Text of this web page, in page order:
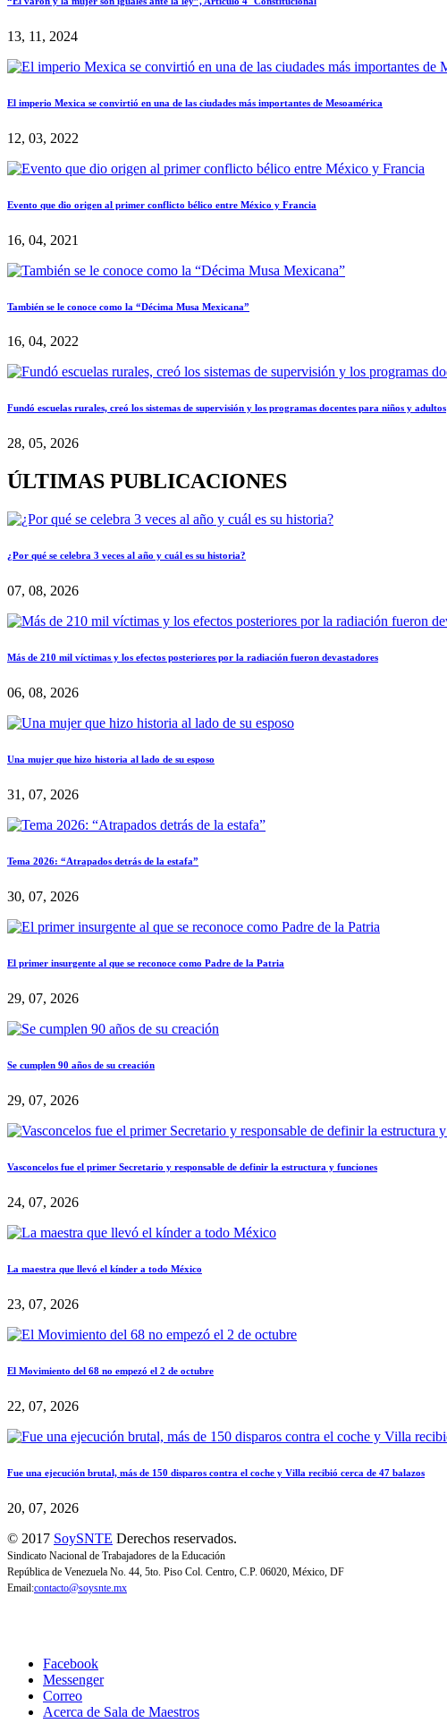
13, 11, 2024
El imperio Mexica se convirtió en una de las ciudades más importantes de Mesoamérica
12, 03, 2022
Evento que dio origen al primer conflicto bélico entre México y Francia
16, 04, 2021
También se le conoce como la “Décima Musa Mexicana”
16, 04, 2022
Fundó escuelas rurales, creó los sistemas de supervisión y los programas docentes para niños y adultos
28, 05, 2026
ÚLTIMAS PUBLICACIONES
¿Por qué se celebra 3 veces al año y cuál es su historia?
07, 08, 2026
Más de 210 mil víctimas y los efectos posteriores por la radiación fueron devastadores
06, 08, 2026
Una mujer que hizo historia al lado de su esposo
31, 07, 2026
Tema 2026: “Atrapados detrás de la estafa”
30, 07, 2026
El primer insurgente al que se reconoce como Padre de la Patria
29, 07, 2026
Se cumplen 90 años de su creación
29, 07, 2026
Vasconcelos fue el primer Secretario y responsable de definir la estructura y funciones
24, 07, 2026
La maestra que llevó el kínder a todo México
23, 07, 2026
El Movimiento del 68 no empezó el 2 de octubre
22, 07, 2026
Fue una ejecución brutal, más de 150 disparos contra el coche y Villa recibió cerca de 47 balazos
20, 07, 2026
© 2017 SoySNTE Derechos reservados.
Sindicato Nacional de Trabajadores de la Educación
República de Venezuela No. 44, 5to. Piso Col. Centro, C.P. 06020, México, DF
Email:contacto@soysnte.mx
Facebook
Messenger
Correo
Acerca de Sala de Maestros